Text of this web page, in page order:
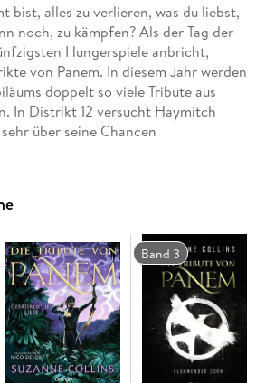
bist, alles zu verlieren, was du liebst,
noch, zu kämpfen? Als der Tag der
Hungerspiele anbricht,
von Panem. In diesem Jahr werden
doppelt so viele Tribute aus
In Distrikt 12 versucht Haymitch
über seine Chancen
von seiner Familie und seiner
und zusammen mit den drei anderen
zum Kapitol gebracht: einer Freundin,
für ihn ist, einem besessenen
arrogantesten Mädchen der Stadt.
wird Haymitch klar, dass er nur
in ihm will kämpfen - und diesen
Arena hinaus klingen lassen.
Band 3